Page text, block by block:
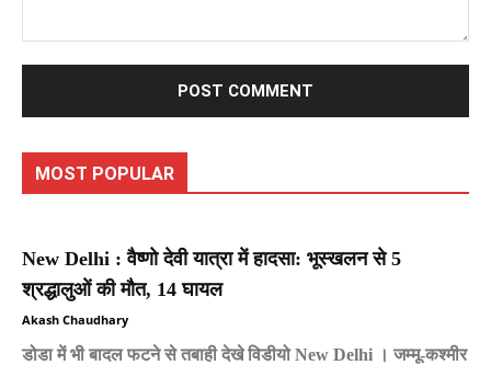
MOST POPULAR
New Delhi : वैष्णो देवी यात्रा में हादसा: भूस्खलन से 5
श्रद्धालुओं की मौत, 14 घायल
Akash Chaudhary
डोडा में भी बादल फटने से तबाही देखे विडीयो New Delhi । जम्मू-कश्मीर